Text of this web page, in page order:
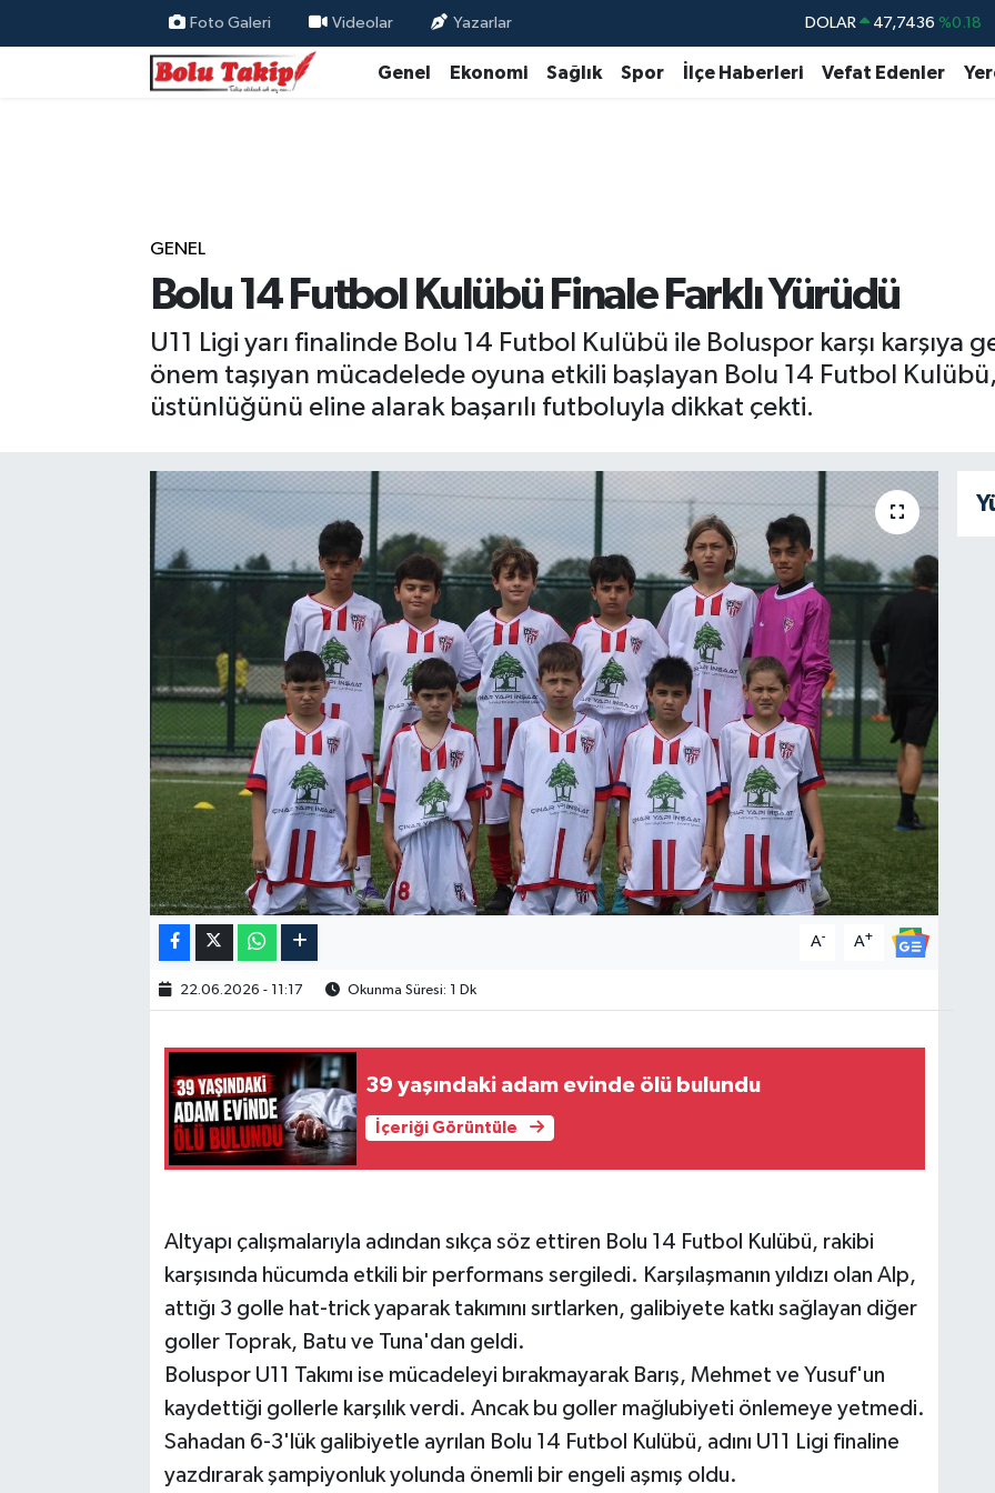
Foto Galeri Videolar Yazarlar DOLAR 47,7436 %0.18
EURO 55,2510 %0.32
Genel Ekonomi Sağlık Spor İlçe Haberleri Vefat Edenler
GENEL
Bolu 14 Futbol Kulübü Finale Farklı Yürüdü
U11 Ligi yarı finalinde Bolu 14 Futbol Kulübü ile Boluspor karşı karşıya
önem taşıyan mücadelede oyuna etkili başlayan Bolu 14 Futbol
üstünlüğünü eline alarak başarılı futboluyla dikkat çekti.
A- A+
22.06.2026 - 11:17 Okunma Süresi: 1 Dk
39 yaşındaki adam evinde ölü bulundu
İçeriği Görüntüle
Altyapı çalışmalarıyla adından sıkça söz ettiren Bolu 14 Futbol Kulübü, rakibi
karşısında hücumda etkili bir performans sergiledi. Karşılaşmanın yıldızı olan Alp,
attığı 3 golle hat-trick yaparak takımını sırtlarken, galibiyete katkı sağlayan diğer
goller Toprak, Batu ve Tuna'dan geldi.
Boluspor U11 Takımı ise mücadeleyi bırakmayarak Barış, Mehmet ve Yusuf'un
kaydettiği gollerle karşılık verdi. Ancak bu goller mağlubiyeti önlemeye yetmedi.
Sahadan 6-3'lük galibiyetle ayrılan Bolu 14 Futbol Kulübü, adını U11 Ligi finaline
yazdırarak şampiyonluk yolunda önemli bir engeli aşmış oldu.